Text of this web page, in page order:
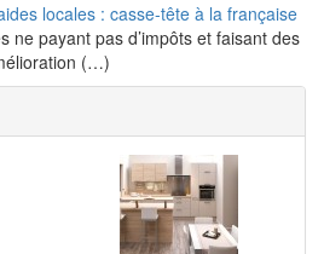
locales : casse-tête à la française
ne payant pas d’impôts et faisant des
(…)